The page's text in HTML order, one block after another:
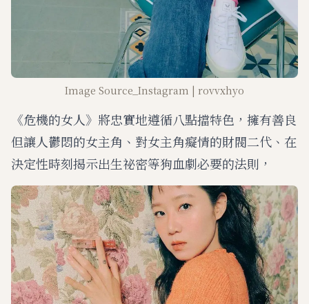
Image Source_Instagram | rovvxhyo
《危機的女人》將忠實地遵循八點擋特色，擁有善良
但讓人鬱悶的女主角、對女主角癡情的財閥二代、在
決定性時刻揭示出生祕密等狗血劇必要的法則，